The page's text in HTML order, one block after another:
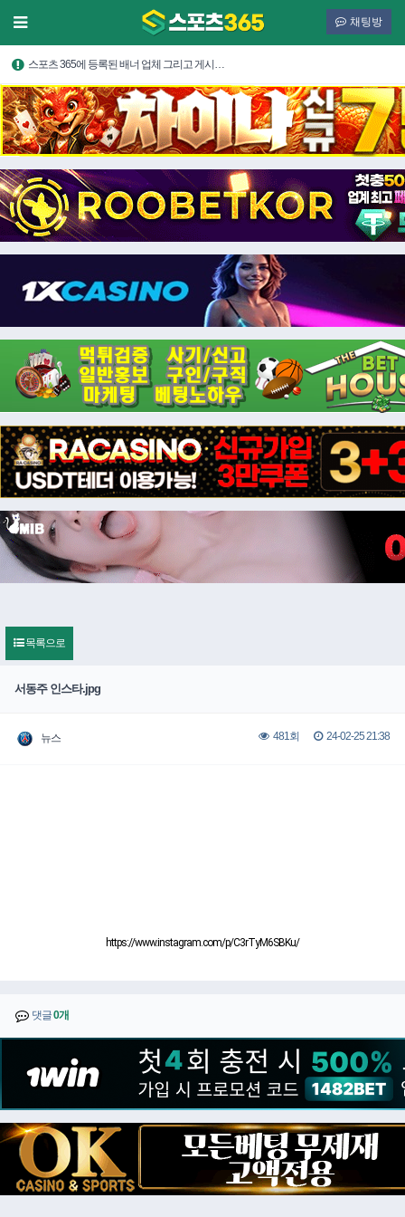
채팅방
스포츠 365에 등록된 배너 업체 그리고 게시…
목록으로
서동주 인스타.jpg
뉴스 481회 24-02-25 21:38
https://www.instagram.com/p/C3rTyM6SBKu/
댓글0개